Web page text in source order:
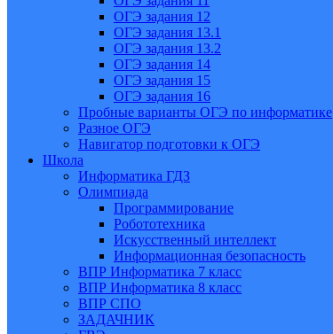
ОГЭ задания 12
ОГЭ задания 13.1
ОГЭ задания 13.2
ОГЭ задания 14
ОГЭ задания 15
ОГЭ задания 16
Пробные варианты ОГЭ по информатике
Разное ОГЭ
Навигатор подготовки к ОГЭ
Школа
Информатика ГДЗ
Олимпиада
Программирование
Робототехника
Искусственный интеллект
Информационная безопасность
ВПР Информатика 7 класс
ВПР Информатика 8 класс
ВПР СПО
ЗАДАЧНИК